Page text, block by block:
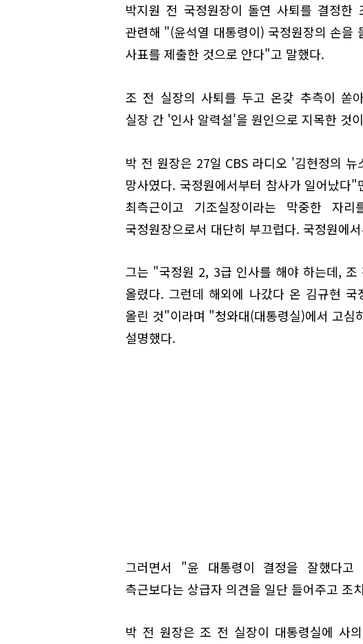
박지원 전 국정원장이 돌연 사퇴를 결정한
관련해 "(윤석열 대통령이) 국정원장의 손을
사표를 제출한 것으로 안다"고 말했다.
조 전 실장의 사퇴를 두고 온갖 추측이 쏟
실장 간 '인사 알력설'을 원인으로 지목한 것
박 전 원장은 27일 CBS 라디오 '김현정의
망사였다. 국정원에서부터 참사가 일어났다
최측근이고 기조실장이라는 막중한 자
국정원장으로서 대단히 부끄럽다. 국정원에
그는 "국정원 2, 3급 인사를 해야 하는데,
올렸다. 그런데 해외에 나갔다 온 김규현
올린 것"이라며 "청와대(대통령실)에서 고심
설명했다.
그러면서 "윤 대통령이 결정을 잘했다
측근보다는 상급자 의견을 일단 들어주고 조
박 전 원장은 조 전 실장이 대통령실에 사